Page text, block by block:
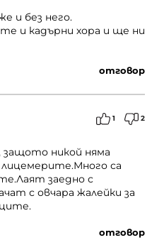
и без него.
и кадърни хора и ще ни
отговор
1 2
защото никой няма
са
заедно с
с овчара жалейки за
отговор